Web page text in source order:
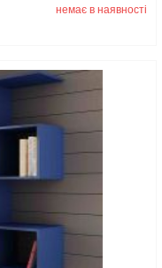
немає в наявності